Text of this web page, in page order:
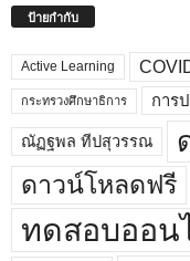
ป้ายกำกับ
Active Learning
กระทรวงศึกษาธิการ การ
ณัฏฐพล ทีปสุวรรณ
ดาวน์โหลดฟรี
ทดสอบออน